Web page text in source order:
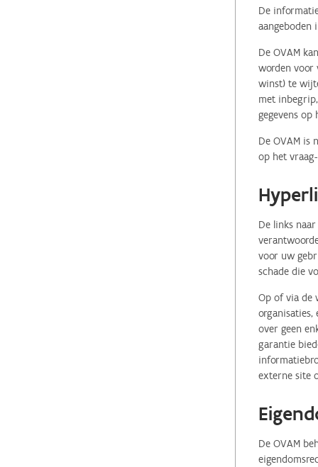
De
aangeboden
De OVAM
worden voor
winst) te
met
gegevens
De OVAM is
op het
De links
voor uw
schade die
Op of via de
organisaties,
over geen
garantie
externe site
De OVAM